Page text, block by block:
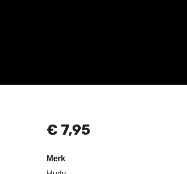
€ 7,95
Merk